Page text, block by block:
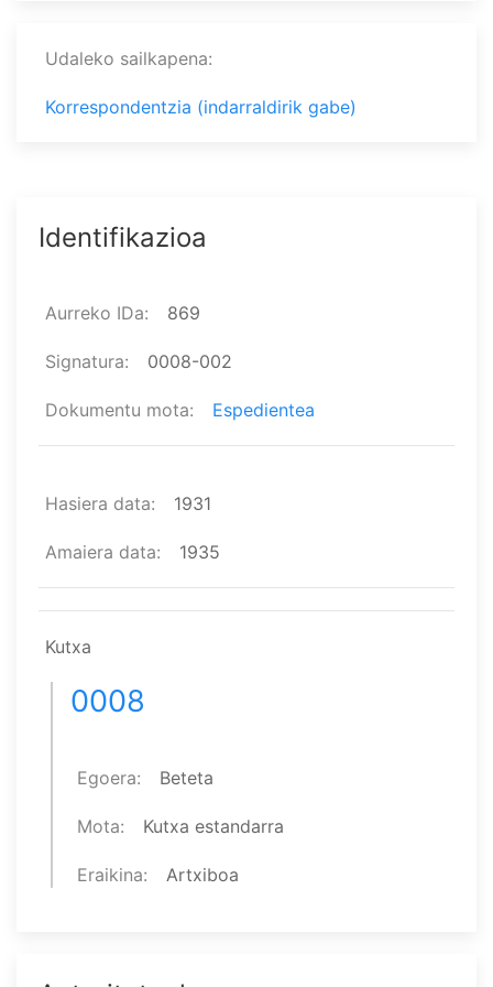
Udaleko sailkapena
Korrespondentzia (indarraldirik gabe)
Identifikazioa
Aurreko IDa 869
Signatura 0008-002
Dokumentu mota Espedientea
Hasiera data 1931
Amaiera data 1935
Kutxa
0008
Egoera Beteta
Mota Kutxa estandarra
Eraikina Artxiboa